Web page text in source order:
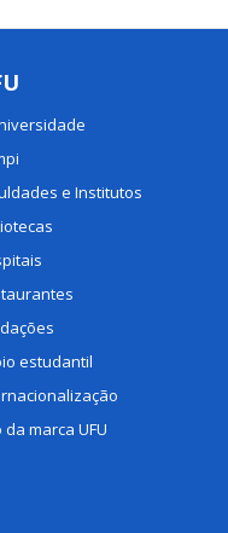
e Institutos
estudantil
da marca UFU